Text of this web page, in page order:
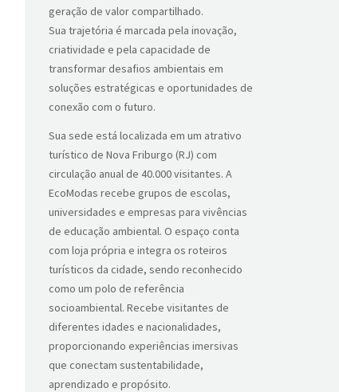
geração de valor compartilhado.
Sua trajetória é marcada pela inovação,
criatividade e pela capacidade de
transformar desafios ambientais em
soluções estratégicas e oportunidades de
conexão com o futuro.
Sua sede está localizada em um atrativo
turístico de Nova Friburgo (RJ) com
circulação anual de 40.000 visitantes. A
EcoModas recebe grupos de escolas,
universidades e empresas para vivências
de educação ambiental. O espaço conta
com loja própria e integra os roteiros
turísticos da cidade, sendo reconhecido
como um polo de referência
socioambiental. Recebe visitantes de
diferentes idades e nacionalidades,
proporcionando experiências imersivas
que conectam sustentabilidade,
aprendizado e propósito.